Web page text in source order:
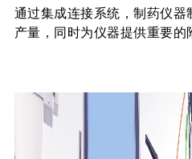
通过集成连接系统，制药仪
产量，同时为仪器提供重要的